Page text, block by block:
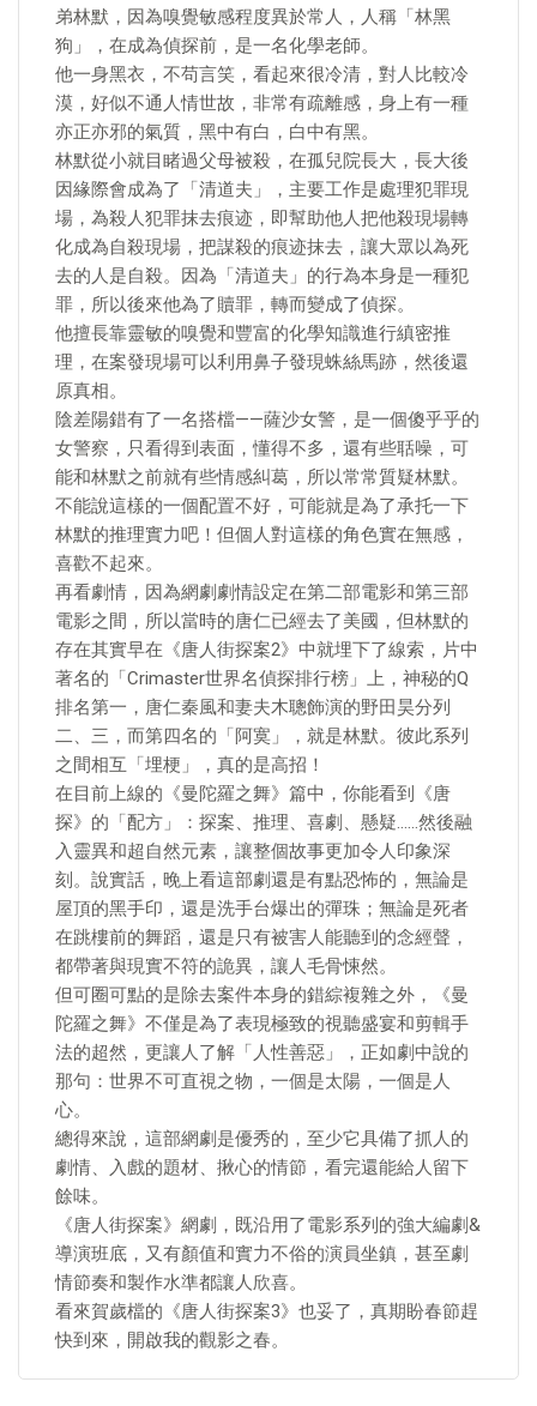
弟林默，因為嗅覺敏感程度異於常人，人稱「林黑
狗」，在成為偵探前，是一名化學老師。
他一身黑衣，不苟言笑，看起來很冷清，對人比較冷
漠，好似不通人情世故，非常有疏離感，身上有一種
亦正亦邪的氣質，黑中有白，白中有黑。
林默從小就目睹過父母被殺，在孤兒院長大，長大後
因緣際會成為了「清道夫」，主要工作是處理犯罪現
場，為殺人犯罪抹去痕迹，即幫助他人把他殺現場轉
化成為自殺現場，把謀殺的痕迹抹去，讓大眾以為死
去的人是自殺。因為「清道夫」的行為本身是一種犯
罪，所以後來他為了贖罪，轉而變成了偵探。
他擅長靠靈敏的嗅覺和豐富的化學知識進行縝密推
理，在案發現場可以利用鼻子發現蛛絲馬跡，然後還
原真相。
陰差陽錯有了一名搭檔——薩沙女警，是一個傻乎乎的
女警察，只看得到表面，懂得不多，還有些聒噪，可
能和林默之前就有些情感糾葛，所以常常質疑林默。
不能說這樣的一個配置不好，可能就是為了承托一下
林默的推理實力吧！但個人對這樣的角色實在無感，
喜歡不起來。
再看劇情，因為網劇劇情設定在第二部電影和第三部
電影之間，所以當時的唐仁已經去了美國，但林默的
存在其實早在《唐人街探案2》中就埋下了線索，片中
著名的「Crimaster世界名偵探排行榜」上，神秘的Q
排名第一，唐仁秦風和妻夫木聰飾演的野田昊分列
二、三，而第四名的「阿寞」，就是林默。彼此系列
之間相互「埋梗」，真的是高招！
在目前上線的《曼陀羅之舞》篇中，你能看到《唐
探》的「配方」：探案、推理、喜劇、懸疑……然後融
入靈異和超自然元素，讓整個故事更加令人印象深
刻。說實話，晚上看這部劇還是有點恐怖的，無論是
屋頂的黑手印，還是洗手台爆出的彈珠；無論是死者
在跳樓前的舞蹈，還是只有被害人能聽到的念經聲，
都帶著與現實不符的詭異，讓人毛骨悚然。
但可圈可點的是除去案件本身的錯綜複雜之外，《曼
陀羅之舞》不僅是為了表現極致的視聽盛宴和剪輯手
法的超然，更讓人了解「人性善惡」，正如劇中說的
那句：世界不可直視之物，一個是太陽，一個是人
心。
總得來說，這部網劇是優秀的，至少它具備了抓人的
劇情、入戲的題材、揪心的情節，看完還能給人留下
餘味。
《唐人街探案》網劇，既沿用了電影系列的強大編劇&
導演班底，又有顏值和實力不俗的演員坐鎮，甚至劇
情節奏和製作水準都讓人欣喜。
看來賀歲檔的《唐人街探案3》也妥了，真期盼春節趕
快到來，開啟我的觀影之春。